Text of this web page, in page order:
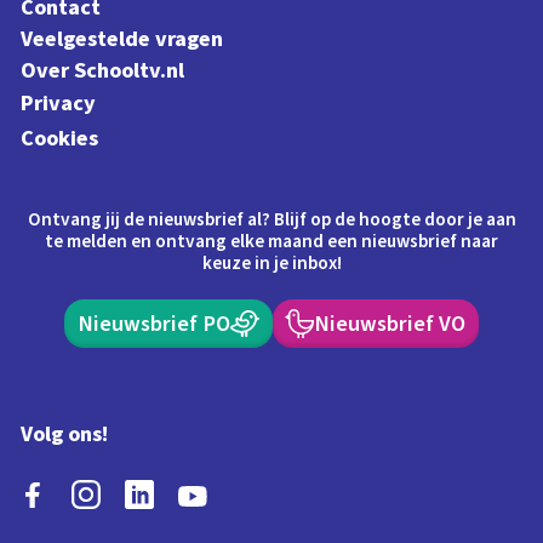
Contact
Veelgestelde vragen
Over Schooltv.nl
Privacy
Cookies
Ontvang jij de nieuwsbrief al? Blijf op de hoogte door je aan
te melden en ontvang elke maand een nieuwsbrief naar
keuze in je inbox!
Nieuwsbrief PO Nieuwsbrief VO
Volg ons!